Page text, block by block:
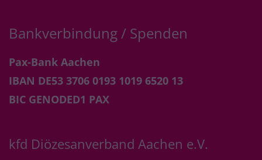
Bankverbindung / Spenden
Pax-Bank Aachen
IBAN DE53 3706 0193 1019 6520 13
BIC GENODED1 PAX
kfd Diözesanverband Aachen e.V.